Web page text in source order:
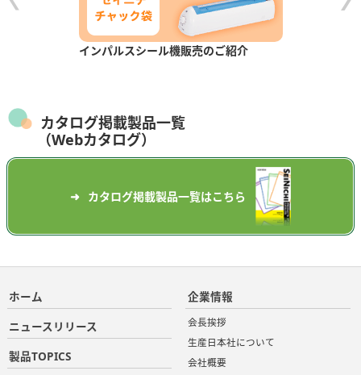
インパルスシール機販売のご紹介
カタログ掲載製品一覧
（Webカタログ）
カタログ掲載製品一覧はこちら
ホーム
ニュースリリース
製品TOPICS
企業情報
会長挨拶
生産日本社について
会社概要